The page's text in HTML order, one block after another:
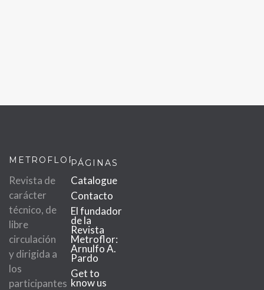
METROFLOR
Revista de
carácter
técnico, de
libre
circulación
y dirigida a
los
participantes
PÁGINAS
Catalogue
Contacto
El fundador
de la
Revista
Metroflor:
Arnulfo A.
Pardo
Get to
know us